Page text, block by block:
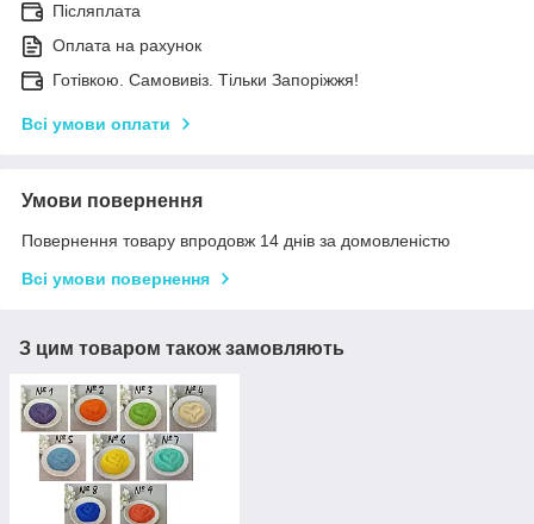
Післяплата
Оплата на рахунок
Готівкою. Самовивіз. Тільки Запоріжжя!
Всі умови оплати
Умови повернення
Повернення товару впродовж 14 днів за домовленістю
Всі умови повернення
З цим товаром також замовляють